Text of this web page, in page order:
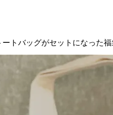
トバッグがセットになった